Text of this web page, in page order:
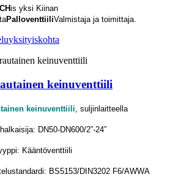
is yksi Kiinan
PalloventtiiliValmistaja ja toimittaja.
yksityiskohta
keinuventtiili
keinuventtiili , suljinlaitteella
DN50-DN600/2”-24”
Kääntöventtiili
BS5153/DIN3202 F6/AWWA